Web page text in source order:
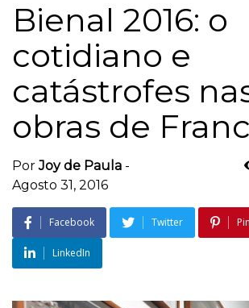
Bienal 2016: o
cotidiano e
catástrofes
obras de
PorJoy de Paula -
Agosto 31, 2016
Facebook Twitter
LinkedIn